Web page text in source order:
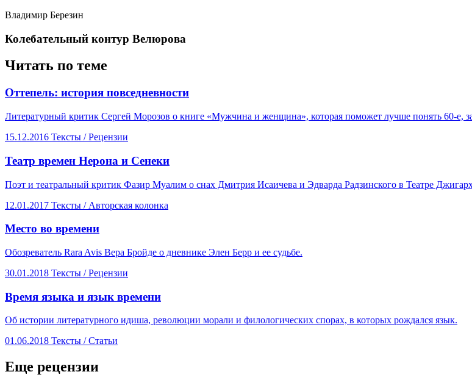
Владимир Березин
​Колебательный контур Велюрова
Читать по теме
​Оттепель: история повседневности
Литературный критик Сергей Морозов о книге «Мужчина и женщина», которая поможет лучше понять 60-е,
15.12.2016 Тексты /Рецензии
​Театр времен Нерона и Сенеки
Поэт и театральный критик Фазир Муалим о снах Дмитрия Исаичева и Эдварда Радзинского в Театре
12.01.2017 Тексты / Авторская колонка
​Место во времени
Обозреватель Rara Avis Вера Бройде о дневнике Элен Берр и ее судьбе.
30.01.2018 Тексты /Рецензии
​​Время языка и язык времени
Об истории литературного идиша, революции морали и филологических спорах, в которых рождался язык.
01.06.2018 Тексты /Статьи
Еще рецензии